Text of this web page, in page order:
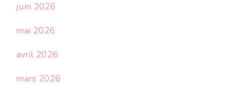
juin 2026
mai 2026
avril 2026
mars 2026